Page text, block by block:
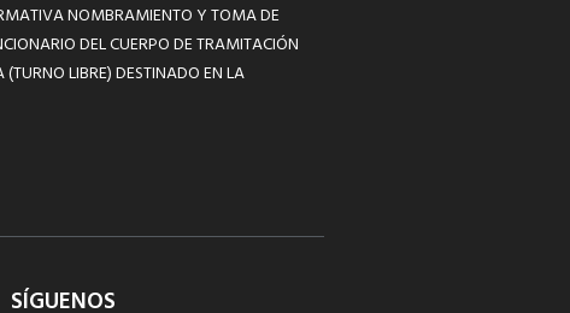
NOMBRAMIENTO Y TOMA DE
DEL CUERPO DE TRAMITACIÓN
LIBRE) DESTINADO EN LA
SÍGUENOS